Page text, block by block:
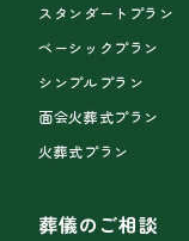
スタンダートプラン
ベーシックプラン
シンプルプラン
面会火葬式プラン
火葬式プラン
葬儀のご相談